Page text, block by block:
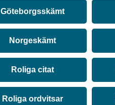
Göteborgsskämt
Norgeskämt
Roliga citat
Roliga ordvitsar